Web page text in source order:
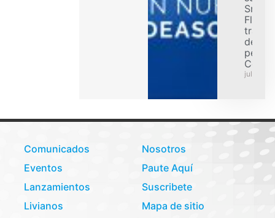
Smart
Flex
de
julio 31,
Comunicados
Eventos
Lanzamientos
Livianos
Nosotros
Paute Aquí
Suscribete
Mapa de sitio